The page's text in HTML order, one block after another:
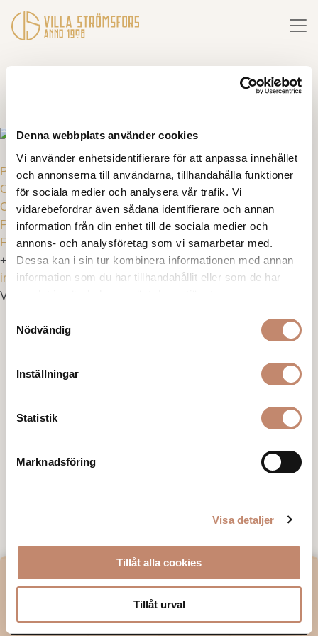
Denna webbplats använder cookies
Vi använder enhetsidentifierare för att anpassa innehållet
och annonserna till användarna, tillhandahålla funktioner
för sociala medier och analysera vår trafik. Vi
vidarebefordrar även sådana identifierare och annan
information från din enhet till de sociala medier och
annons- och analysföretag som vi samarbetar med.
Dessa kan i sin tur kombinera informationen med annan
information som du har tillhandahållit eller som de har
samlat in när du har använt deras tjänster.
Nödvändig
Inställningar
Statistik
Marknadsföring
Visa detaljer
Tillåt alla cookies
Tillåt urval
Privacy policy
Cookies
Company information
Purchase terms & cancellation rules
FAQ
+46 10 - 161 89 89
info@villastromsfors.se
Villa Strömsfors 1, 512 92 Svenljunga
GOOD NEWS FROM VILLA